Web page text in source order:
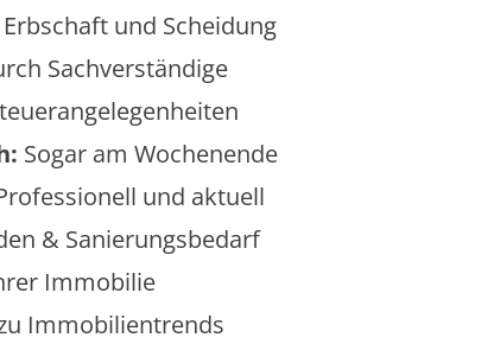
Erbschaft und Scheidung
Sachverständige
Sogar am Wochenende
und aktuell
& Sanierungsbedarf
Immobilie
Immobilientrends